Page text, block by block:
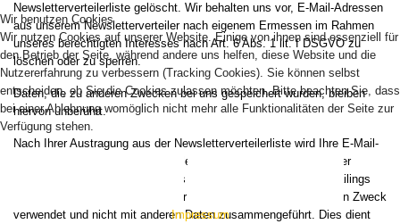
Newsletterverteilerliste gelöscht. Wir behalten uns vor, E-Mail-Adressen
aus unserem Newsletterverteiler nach eigenem Ermessen im Rahmen
unseres berechtigten Interesses nach Art. 6 Abs. 1 lit. f DSGVO zu
löschen oder zu sperren.
Daten, die zu anderen Zwecken bei uns gespeichert wurden, bleiben
hiervon unberührt.
Nach Ihrer Austragung aus der Newsletterverteilerliste wird Ihre E-Mail-
Adresse bei uns bzw. dem Newsletterdiensteanbieter ggf. in einer
Blacklist gespeichert, sofern dies zur Verhinderung künftiger Mailings
erforderlich ist. Die Daten aus der Blacklist werden nur für diesen Zweck
verwendet und nicht mit anderen Daten zusammengeführt. Dies dient
Wir benutzen Cookies
Wir nutzen Cookies auf unserer Website. Einige von ihnen sind essenziell für
den Betrieb der Seite, während andere uns helfen, diese Website und die
Nutzererfahrung zu verbessern (Tracking Cookies). Sie können selbst
entscheiden, ob Sie die Cookies zulassen möchten. Bitte beachten Sie, dass
bei einer Ablehnung womöglich nicht mehr alle Funktionalitäten der Seite zur
Verfügung stehen.
Impressum